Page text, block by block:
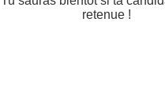
retenue !